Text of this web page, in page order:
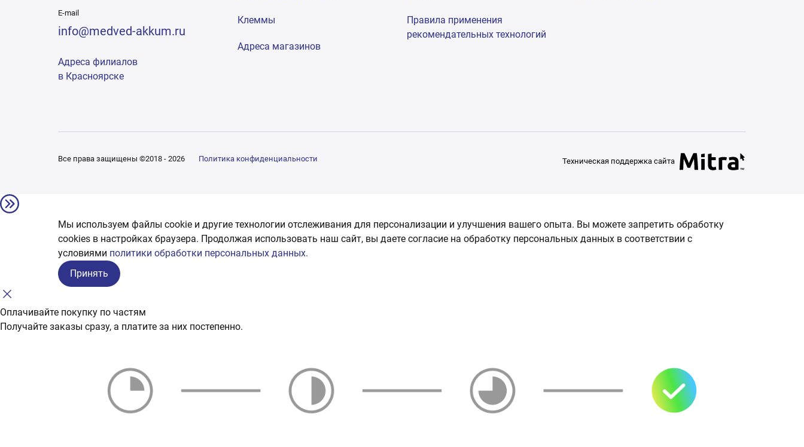
E-mail
info@medved-akkum.ru
Адреса филиалов
в Красноярске
Клеммы
Адреса магазинов
Правила применения
рекомендательных технологий
Все права защищены ©2018 - 2026 Политика конфиденциальности Техническая поддержка сайта
Мы используем файлы cookie и другие технологии отслеживания для персонализации и улучшения вашего опыта. Вы можете запретить обработку
сookies в настройках браузера. Продолжая использовать наш сайт, вы даете согласие на обработку персональных данных в соответствии с
условиями политики обработки персональных данных.
Принять
Оплачивайте покупку по частям
Получайте заказы сразу, а платите за них постепенно.